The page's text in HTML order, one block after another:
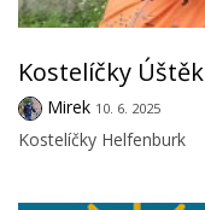
Kostelíčky Úštěk
Mirek 10. 6. 2025
Kostelíčky Helfenburk